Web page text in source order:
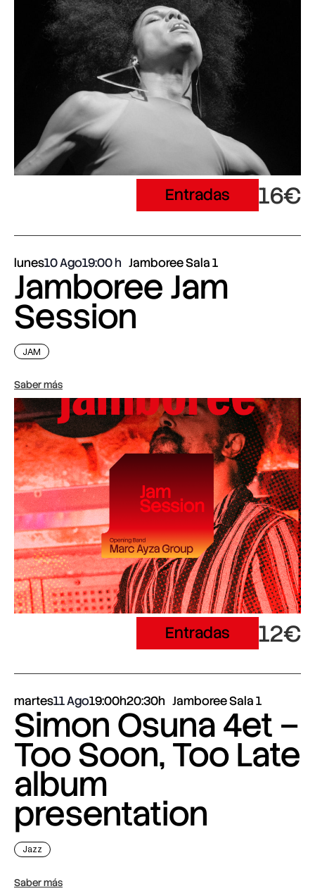
Entradas 16€
lunes10 Ago19:00 Jamboree Sala 1
Jamboree Jam
Session
JAM
Saber más
Entradas 12€
martes11 Ago19:00h20:30h Jamboree Sala 1
Simon Osuna 4et –
Too Soon, Too Late
album
presentation
Jazz
Saber más